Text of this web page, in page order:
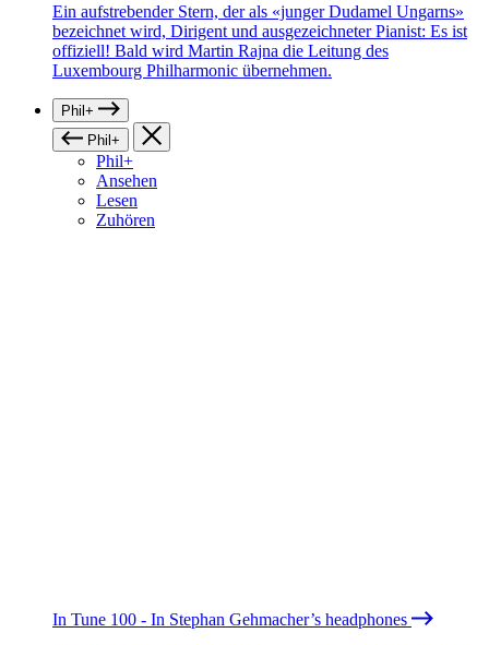
Ein aufstrebender Stern, der als «junger Dudamel Ungarns»
bezeichnet wird, Dirigent und ausgezeichneter Pianist: Es ist
offiziell! Bald wird Martin Rajna die Leitung des
Luxembourg Philharmonic übernehmen.
Phil+
Phil+
Phil+
Ansehen
Lesen
Zuhören
In Tune 100 - In Stephan Gehmacher’s headphones